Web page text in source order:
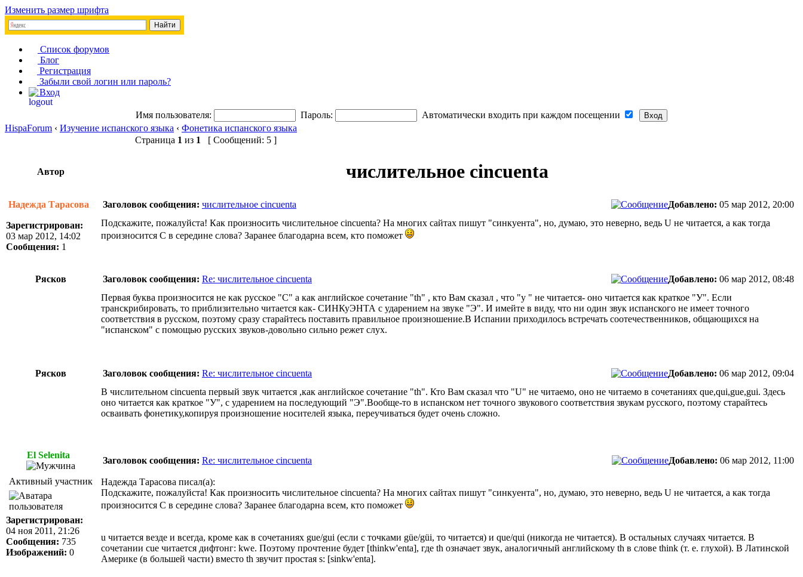
Изменить размер шрифта
Список форумов
Блог
Регистрация
Забыли свой логин или пароль?
Вход
Имя пользователя: Пароль:
Автоматически входить при каждом посещении
HispaForum ‹ Изучение испанского языка ‹ Фонетика испанского языка
Страница 1 из 1 [ Сообщений: 5 ]
Автор числительное cincuenta
Надежда Тарасова Заголовок сообщения: числительное cincuenta Добавлено: 05 мар 2012, 20:00
Зарегистрирован:
03 мар 2012, 14:02
Сообщения: 1
Подскажите, пожалуйста! Как произносить числительное cincuenta? На многих сайтах пишут "синкуента", но, думаю, это неверно, ведь U не читается, а как тогда
произносится С в середине слова? Заранее благодарна всем, кто поможет
Рясков Заголовок сообщения: Re: числительное cincuenta Добавлено: 06 мар 2012, 08:48
Первая буква произносится не как русское "С" а как английское сочетание "th" , кто Вам сказал , что "у " не читается- оно читается как краткое "У". Если
транскрибировать, то приблизительно читается как- СИНКуЭНТА с ударением на звуке "Э". И имейте в виду, что ни один звук испанского не имеет точного
соответствия в русском, поэтому сразу старайтесь поставить правильное произношение.В Испании приходилось встречать соотечественников, общающихся на
"испанском" с помощью русских звуков-довольно сильно режет слух.
Рясков Заголовок сообщения: Re: числительное cincuenta Добавлено: 06 мар 2012, 09:04
В числительном cincuenta первый звук читается ,как английское сочетание "th". Кто Вам сказал что "U" не читаемо, оно не читаемо в сочетаниях que,qui,gue,gui. Здесь
оно читается как краткое "У", с ударением на последующий "Э".Вообще-то в испанском нет точного звукового соответствия звукам русского, поэтому старайтесь
осваивать фонетику,копируя произношение носителей языка, переучиваться будет очень сложно.
El Selenita
Заголовок сообщения: Re: числительное cincuenta Добавлено: 06 мар 2012, 11:00
Активный участник
Зарегистрирован:
04 ноя 2011, 21:26
Сообщения: 735
Изображений: 0
Надежда Тарасова писал(а):
Подскажите, пожалуйста! Как произносить числительное cincuenta? На многих сайтах пишут "синкуента", но, думаю, это неверно, ведь U не читается, а как тогда
произносится С в середине слова? Заранее благодарна всем, кто поможет
u читается везде и всегда, кроме как в сочетаниях gue/gui (если с точками güe/güi, то читается) и que/qui (никогда не читается). В остальных случаях читается. В
сочетании cue читается дифтонг: kwe. Поэтому прочтение будет [thinkw'enta], где th означает звук, аналогичный английскому th в слове think (т. е. глухой). В Латинской
Америке (в большей части) вместо th звучит простая s: [sinkw'enta].